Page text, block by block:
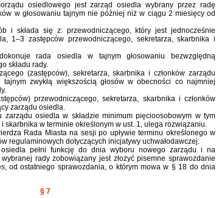
osiedlowego jest zarząd osiedla wybrany przez radę
w głosowaniu tajnym nie później niż w ciągu 2 miesięcy od
i składa się z: przewodniczącego, który jest jednocześnie
1–3 zastępców przewodniczącego, sekretarza, skarbnika i
rada osiedla w tajnym głosowaniu bezwzględną
składu rady.
(zastępców), sekretarza, skarbnika i członków zarządu
zwykłą większością głosów w obecności co najmniej
przewodniczącego, sekretarza, skarbnika i członków
zarządu osiedla.
osiedla w składzie minimum pięcioosobowym w tym
skarbnika w terminie określonym w ust. 1, ulega rozwiązaniu.
Rada Miasta na sesji po upływie terminu określonego w
regulaminowych dotyczących inicjatywy uchwałodawczej.
osiedla pełni funkcję do dnia wyboru nowego zarządu i na
rady zobowiązany jest złożyć pisemne sprawozdanie
od ostatniego sprawozdania, o którym mowa w § 18 do dnia
§ 7